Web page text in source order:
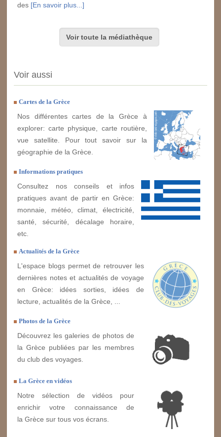
des [En savoir plus...]
Voir toute la médiathèque
Voir aussi
Cartes de la Grèce
Nos différentes cartes de la Grèce à
explorer: carte physique, carte routière,
vue satellite. Pour tout savoir sur la
géographie de la Grèce.
Informations pratiques
Consultez nos conseils et infos
pratiques avant de partir en Grèce:
monnaie, météo, climat, électricité,
santé, sécurité, décalage horaire,
etc.
Actualités de la Grèce
L'espace blogs permet de retrouver les
dernières notes et actualités de voyage
en Grèce: idées sorties, idées de
lecture, actualités de la Grèce, ...
Photos de la Grèce
Découvrez les galeries de photos de
la Grèce publiées par les membres
du club des voyages.
La Grèce en vidéos
Notre sélection de vidéos pour
enrichir votre connaissance de
la Grèce sur tous vos écrans.